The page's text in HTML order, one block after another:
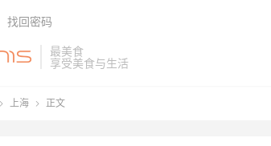
最美食
享受美食与生活
找回密码
上海  正文